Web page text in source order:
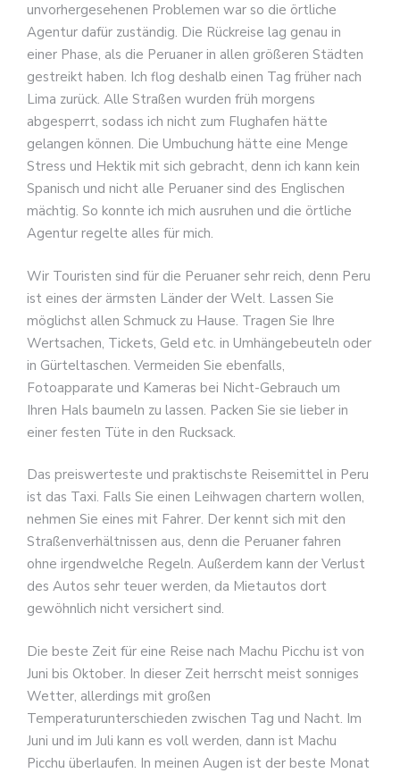
unvorhergesehenen Problemen war so die örtliche
Agentur dafür zuständig. Die Rückreise lag genau in
einer Phase, als die Peruaner in allen größeren Städten
gestreikt haben. Ich flog deshalb einen Tag früher nach
Lima zurück. Alle Straßen wurden früh morgens
abgesperrt, sodass ich nicht zum Flughafen hätte
gelangen können. Die Umbuchung hätte eine Menge
Stress und Hektik mit sich gebracht, denn ich kann kein
Spanisch und nicht alle Peruaner sind des Englischen
mächtig. So konnte ich mich ausruhen und die örtliche
Agentur regelte alles für mich.
Wir Touristen sind für die Peruaner sehr reich, denn Peru
ist eines der ärmsten Länder der Welt. Lassen Sie
möglichst allen Schmuck zu Hause. Tragen Sie Ihre
Wertsachen, Tickets, Geld etc. in Umhängebeuteln oder
in Gürteltaschen. Vermeiden Sie ebenfalls,
Fotoapparate und Kameras bei Nicht-Gebrauch um
Ihren Hals baumeln zu lassen. Packen Sie sie lieber in
einer festen Tüte in den Rucksack.
Das preiswerteste und praktischste Reisemittel in Peru
ist das Taxi. Falls Sie einen Leihwagen chartern wollen,
nehmen Sie eines mit Fahrer. Der kennt sich mit den
Straßenverhältnissen aus, denn die Peruaner fahren
ohne irgendwelche Regeln. Außerdem kann der Verlust
des Autos sehr teuer werden, da Mietautos dort
gewöhnlich nicht versichert sind.
Die beste Zeit für eine Reise nach Machu Picchu ist von
Juni bis Oktober. In dieser Zeit herrscht meist sonniges
Wetter, allerdings mit großen
Temperaturunterschieden zwischen Tag und Nacht. Im
Juni und im Juli kann es voll werden, dann ist Machu
Picchu überlaufen. In meinen Augen ist der beste Monat